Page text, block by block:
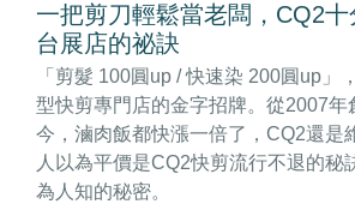
一把剪刀輕鬆當老闆，CQ2
台展店的祕訣
「剪髮 100圓up / 快速染 200圓up」
型快剪專門店的金字招牌。從2007年
今，滷肉飯都快漲一倍了，CQ2還是
人以為平價是CQ2快剪流行不退的秘
為人知的秘密。